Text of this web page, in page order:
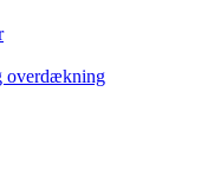
overdækning